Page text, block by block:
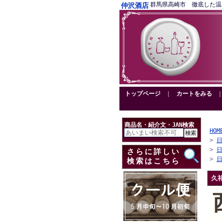
仲沢酒店 群馬県高崎市 徹底した
トップページ カートをみる
商品名・紹介文・JAN検索
さらに詳しい
検索はこちら
>
>
>
久